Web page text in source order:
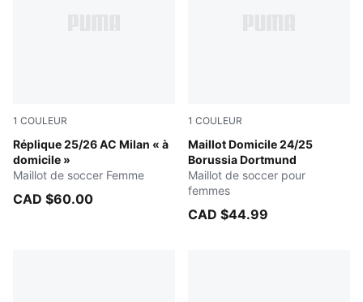
1 COULEUR
Réplique 25/26 AC Milan « à
domicile »
For All Time Red-PUMA Black
Maillot de soccer Femme
CAD $60.00
1 COULEUR
Maillot Domicile 24/25
Borussia Dortmund
Faster Yellow-PUMA Black
Maillot de soccer pour
femmes
CAD $44.99